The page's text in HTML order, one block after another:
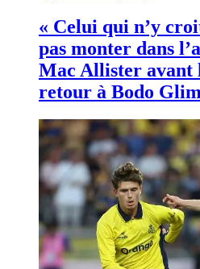
« Celui qui n’y
pas monter dans
Mac Allister avant
retour à Bodo